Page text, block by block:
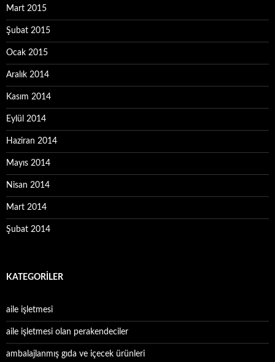
Mart 2015
Şubat 2015
Ocak 2015
Aralık 2014
Kasım 2014
Eylül 2014
Haziran 2014
Mayıs 2014
Nisan 2014
Mart 2014
Şubat 2014
KATEGORILER
aile işletmesi
aile işletmesi olan perakendeciler
ambalajlanmış gıda ve içecek ürünleri